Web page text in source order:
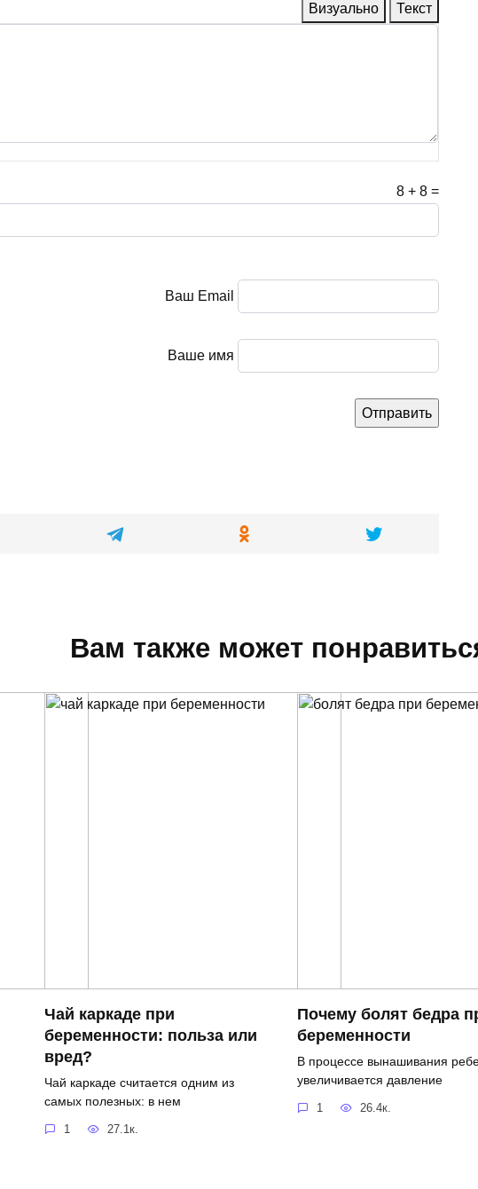
Визуально Текст
8 + 8 =
Ваш Email
Ваше имя
Вам также может
Чай каркаде при
беременности: польза или
вред?
Чай каркаде считается одним из
самых полезных: в нем
1 27.1к.
Почему болят бедра
беременности
В процессе вынашивания
увеличивается давление
1 26.4к.